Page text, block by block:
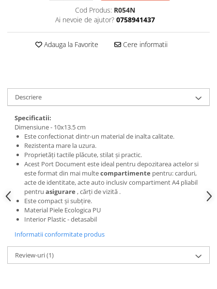
Cod Produs: R054N
Ai nevoie de ajutor? 0758941437
Adauga la Favorite Cere informatii
Descriere
Specificatii:
Dimensiune - 10x13.5 cm
Este confectionat dintr-un material de inalta calitate.
Rezistenta mare la uzura.
Proprietăți tactile plăcute, stilat și practic.
Acest Port Document este ideal pentru depozitarea actelor si
este format din mai multecompartimente pentru: carduri,
acte de identitate, acte auto inclusiv compartiment A4 pliabil
pentru asigurare , cărți de vizită .
Este compact și subțire.
Material Piele Ecologica PU
Interior Plastic - detasabil
Informatii conformitate produs
Review-uri(1)